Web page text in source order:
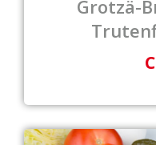
Grotzä-